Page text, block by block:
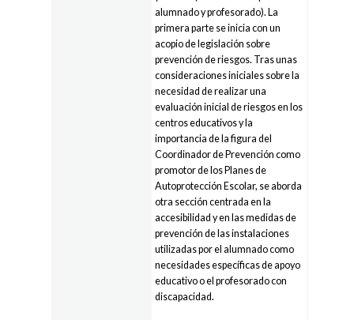
alumnado y profesorado). La
primera parte se inicia con un
acopio de legislación sobre
prevención de riesgos. Tras unas
consideraciones iniciales sobre la
necesidad de realizar una
evaluación inicial de riesgos en los
centros educativos y la
importancia de la figura del
Coordinador de Prevención como
promotor de los Planes de
Autoprotección Escolar, se aborda
otra sección centrada en la
accesibilidad y en las medidas de
prevención de las instalaciones
utilizadas por el alumnado como
necesidades específicas de apoyo
educativo o el profesorado con
discapacidad.